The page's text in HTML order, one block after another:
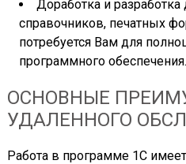
Доработка и
справочников, печатных
потребуется Вам для
программного обеспечения.
ОСНОВНЫЕ
УДАЛЕННОГО
Работа в программе 1С